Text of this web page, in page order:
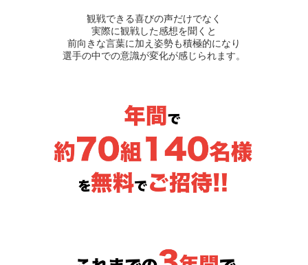
観戦できる喜びの声だけでなく
実際に観戦した感想を聞くと
前向きな言葉に加え姿勢も積極的になり
選手の中での意識が変化が感じられます。